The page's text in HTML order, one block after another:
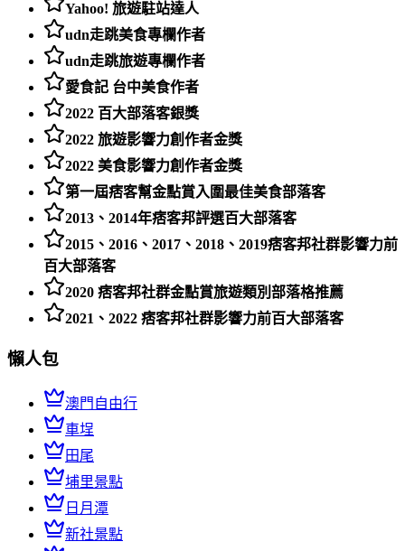
Yahoo! 旅遊駐站達人
udn走跳美食專欄作者
udn走跳旅遊專欄作者
愛食記 台中美食作者
2022 百大部落客銀獎
2022 旅遊影響力創作者金獎
2022 美食影響力創作者金獎
第一屆痞客幫金點賞入圍最佳美食部落客
2013、2014年痞客邦評選百大部落客
2015、2016、2017、2018、2019痞客邦社群影響力前
百大部落客
2020 痞客邦社群金點賞旅遊類別部落格推薦
2021、2022 痞客邦社群影響力前百大部落客
懶人包
澳門自由行
車埕
田尾
埔里景點
日月潭
新社景點